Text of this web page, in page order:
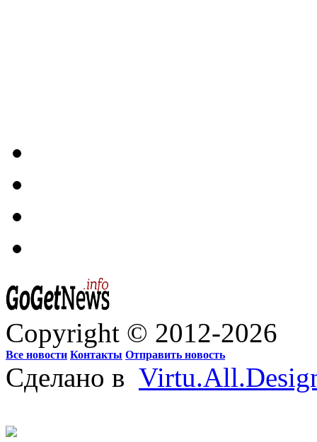
Copyright © 2012-2026
Все новости Контакты Отправить новость
Сделано в